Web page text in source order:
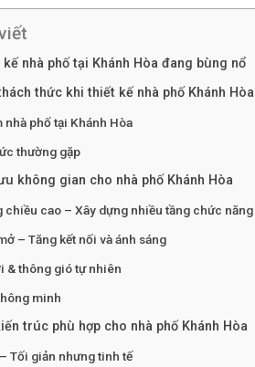
nhà phố tại Khánh Hòa đang bùng nổ
thức khi thiết kế nhà phố Khánh Hòa
nhà phố tại Khánh Hòa
thường gặp
không gian cho nhà phố Khánh Hòa
chiều cao – Xây dựng nhiều tầng chức năng
– Tăng kết nối và ánh sáng
& thông gió tự nhiên
minh
trúc phù hợp cho nhà phố Khánh Hòa
Tối giản nhưng tinh tế